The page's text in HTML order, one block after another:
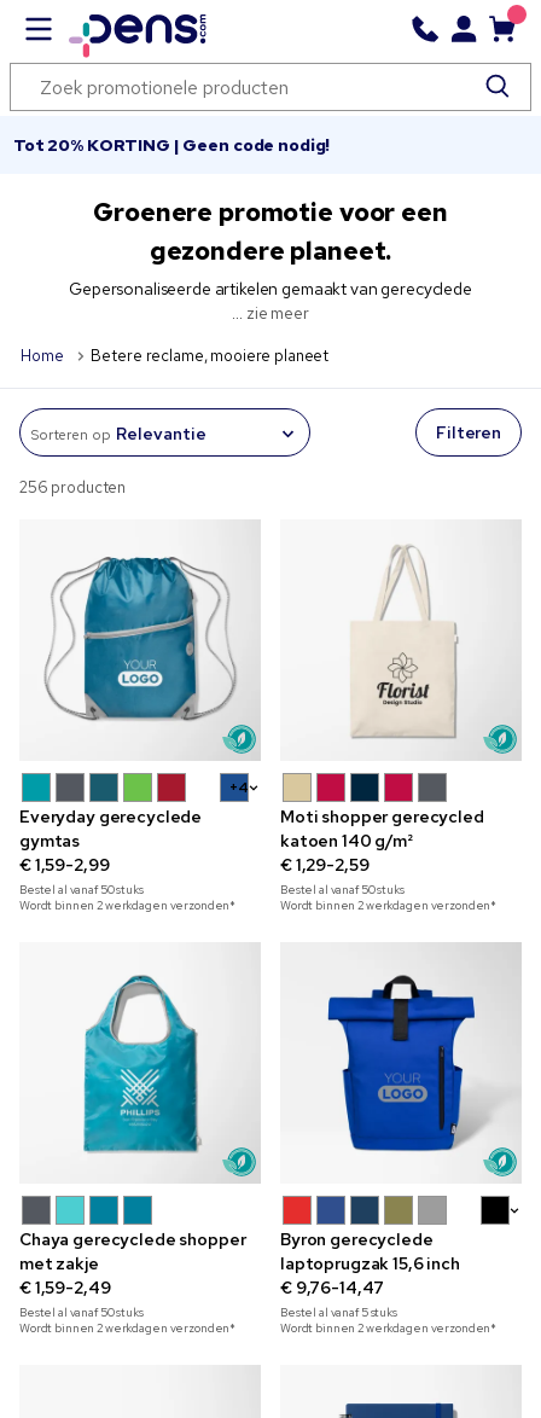
Tot 20% KORTING | Geen code nodig!
Groenere promotie voor een
gezondere planeet.
Gepersonaliseerde artikelen gemaakt van gerecyclede
... zie meer
Home Betere reclame, mooiere planeet
Sorteren op Filteren
256 producten
+4
Everyday gerecyclede
gymtas
€ 1,59-2,99
Bestel al vanaf50stuks
Wordt binnen 2 werkdagen verzonden*
Moti shopper gerecycled
katoen 140 g/m²
€ 1,29-2,59
Bestel al vanaf50stuks
Wordt binnen 2 werkdagen verzonden*
Chaya gerecyclede shopper
met zakje
€ 1,59-2,49
Bestel al vanaf50stuks
Wordt binnen 2 werkdagen verzonden*
Byron gerecyclede
laptoprugzak 15,6 inch
€ 9,76-14,47
Bestel al vanaf5stuks
Wordt binnen 2 werkdagen verzonden*